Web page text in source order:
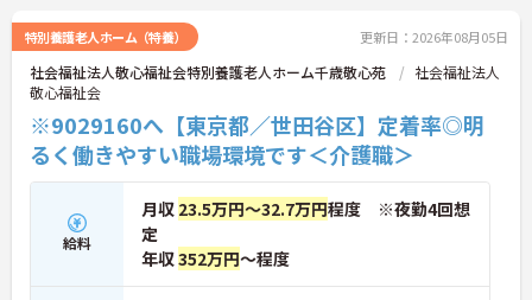
い。
特別養護老人ホーム（特養） 更新日：2026年08月05日
社会福祉法人敬心福祉会特別養護老人ホーム千歳敬心苑
社会福祉法人
敬心福祉会
※9029160へ【東京都／世田谷区】定着率◎明
るく働きやすい職場環境です＜介護職＞
給料
月収 23.5万円～32.7万円程度 ※夜勤4回想
定
年収352万円～程度